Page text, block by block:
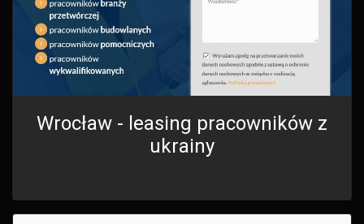
Wrocław - leasing pracowników z
ukrainy